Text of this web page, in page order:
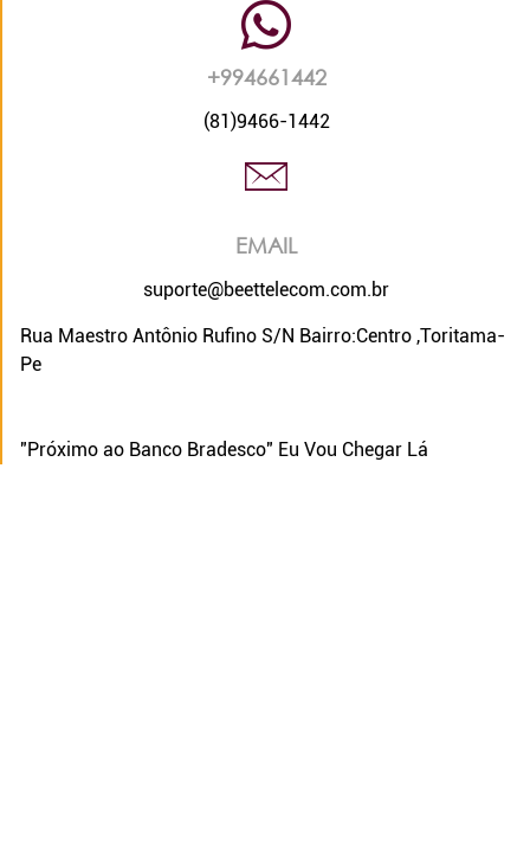
+994661442
(81)9466-1442
EMAIL
suporte@beettelecom.com.br
Rua Maestro Antônio Rufino S/N Bairro:Centro ,Toritama-
Pe
"Próximo ao Banco Bradesco" Eu Vou Chegar Lá